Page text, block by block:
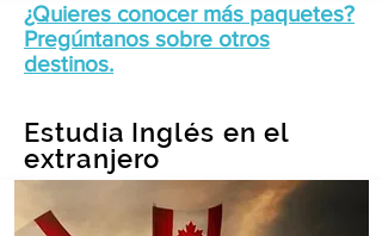
¿Quieres conocer más paquetes?
Pregúntanos sobre otros
destinos.
Estudia Inglés en el
extranjero